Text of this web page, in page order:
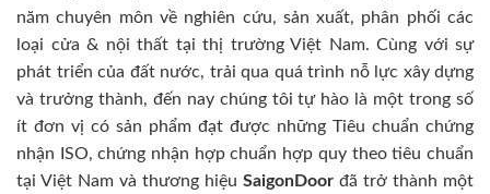
năm chuyên môn về nghiên cứu, sản xuất, phân phối các
loại cửa & nội thất tại thị trường Việt Nam. Cùng với sự
phát triển của đất nước, trải qua quá trình nỗ lực xây dựng
và trưởng thành, đến nay chúng tôi tự hào là một trong số
ít đơn vị có sản phẩm đạt được những Tiêu chuẩn chứng
nhận ISO, chứng nhận hợp chuẩn hợp quy theo tiêu chuẩn
tại Việt Nam và thương hiệu SaigonDoor đã trở thành một